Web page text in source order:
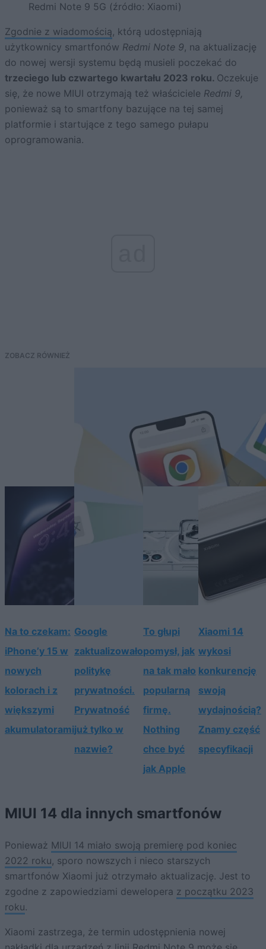
Redmi Note 9 5G (źródło: Xiaomi)
Zgodnie z wiadomością, którą udostępniają
użytkownicy smartfonów Redmi Note 9, na aktualizację
do nowej wersji systemu będą musieli poczekać do
trzeciego lub czwartego kwartału 2023 roku. Oczekuje
się, że nowe MIUI otrzymają też właściciele Redmi 9,
ponieważ są to smartfony bazujące na tej samej
platformie i startujące z tego samego pułapu
oprogramowania.
ZOBACZ RÓWNIEŻ
Na to czekam:
iPhone’y 15 w
nowych
kolorach i z
większymi
akumulatorami
Google
zaktualizowało
politykę
prywatności.
Prywatność
już tylko w
nazwie?
To głupi
pomysł, jak
na tak mało
popularną
firmę.
Nothing
chce być
jak Apple
Xiaomi 14
wykosi
konkurencję
swoją
wydajnością?
Znamy część
specyfikacji
MIUI 14 dla innych smartfonów
Ponieważ MIUI 14 miało swoją premierę pod koniec
2022 roku, sporo nowszych i nieco starszych
smartfonów Xiaomi już otrzymało aktualizację. Jest to
zgodne z zapowiedziami dewelopera z początku 2023
roku.
Xiaomi zastrzega, że termin udostępnienia nowej